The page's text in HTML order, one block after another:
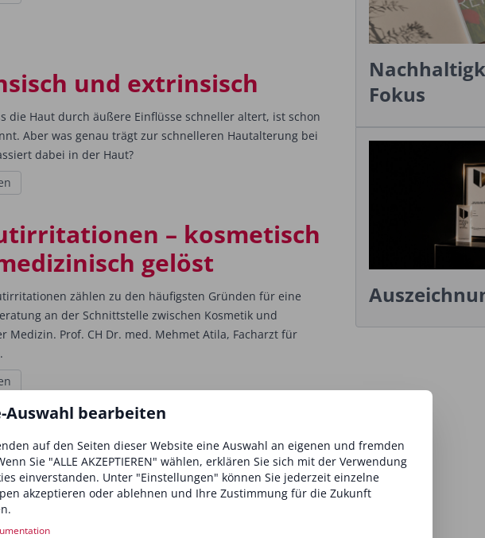
und extrinsisch
die Haut durch äußere Einflüsse schneller altert, ist schon
Aber was genau trägt zur schnelleren Hautalterung bei
dabei in der Haut?
– kosmetisch
gelöst
zählen zu den häufigsten Gründen für eine
an der Schnittstelle zwischen Kosmetik und
Medizin. Prof. CH Dr. med. Mehmet Atila, Facharzt für
Stoffkunde: C13-15 Alkane
Stoffe, bei denen immer wieder Verwirrung hinsichtlich
und Anwendung im medizinischen oder
Kontext besteht. In dieser Serie stellt die promovierte
Fokus
Auswahl bearbeiten
auf den Seiten dieser Website eine Auswahl an eigenen und fremden
Sie "ALLE AKZEPTIEREN" wählen, erklären Sie sich mit der Verwendung
einverstanden. Unter "Einstellungen" können Sie jederzeit einzelne
akzeptieren oder ablehnen und Ihre Zustimmung für die Zukunft